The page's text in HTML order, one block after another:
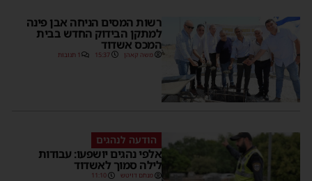
רשות המסים הניחה אבן פינה
למתקן הבידוק החדש בבית
המכס אשדוד
משה קאהן 15:37 1 תגובות
הודעה לנהגים
אלפי נהגים יושפעו: עבודות
לילה סמוך לאשדוד
מנחם דויטש 11:10